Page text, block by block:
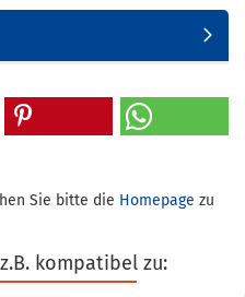
Sie bitte die Homepage zu
kompatibel zu: